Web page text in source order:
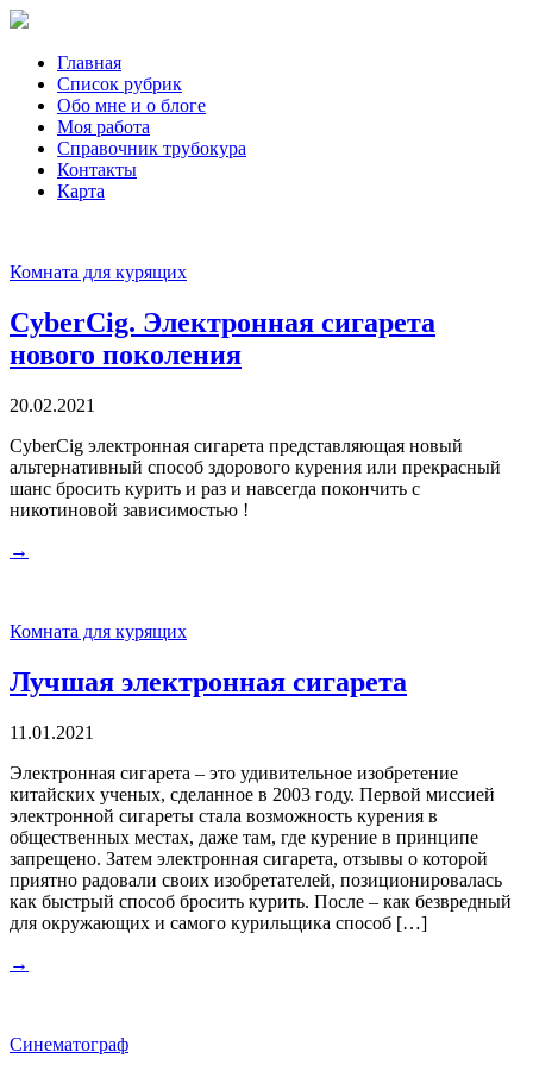
Главная
Список рубрик
Обо мне и о блоге
Моя работа
Справочник трубокура
Контакты
Карта
Комната для курящих
CyberCig. Электронная сигарета
нового поколения
20.02.2021
CyberCig электронная сигарета представляющая новый
альтернативный способ здорового курения или прекрасный
шанс бросить курить и раз и навсегда покончить с
никотиновой зависимостью !
→
Комната для курящих
Лучшая электронная сигарета
11.01.2021
Электронная сигарета – это удивительное изобретение
китайских ученых, сделанное в 2003 году. Первой миссией
электронной сигареты стала возможность курения в
общественных местах, даже там, где курение в принципе
запрещено. Затем электронная сигарета, отзывы о которой
приятно радовали своих изобретателей, позиционировалась
как быстрый способ бросить курить. После – как безвредный
для окружающих и самого курильщика способ […]
→
Синематограф